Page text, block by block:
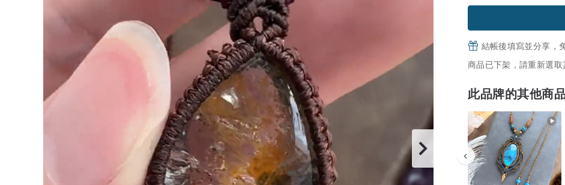
結帳後填寫並分享，
商品已下架，請重新選取
此品牌的其他商